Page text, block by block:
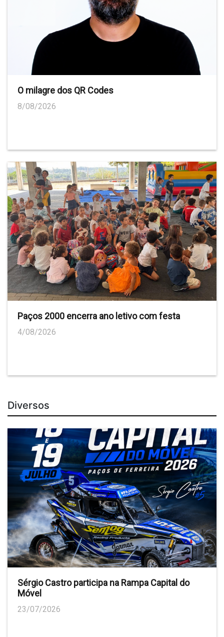
O milagre dos QR Codes
8/08/2026
Paços 2000 encerra ano letivo com festa
4/08/2026
Diversos
Sérgio Castro participa na Rampa Capital do
Móvel
23/07/2026